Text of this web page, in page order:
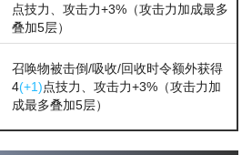
点技力、攻击力+3%（攻击力加成最多
叠加5层）
召唤物被击倒/吸收/回收时令额外获得
4(+1)点技力、攻击力+3%（攻击力加
成最多叠加5层）